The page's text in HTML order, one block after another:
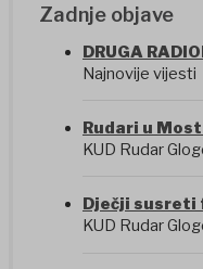
Zadnje objave
DRUGA
Najnovije vijesti
Rudari u
KUD Rudar
Dječji susreti
KUD Rudar